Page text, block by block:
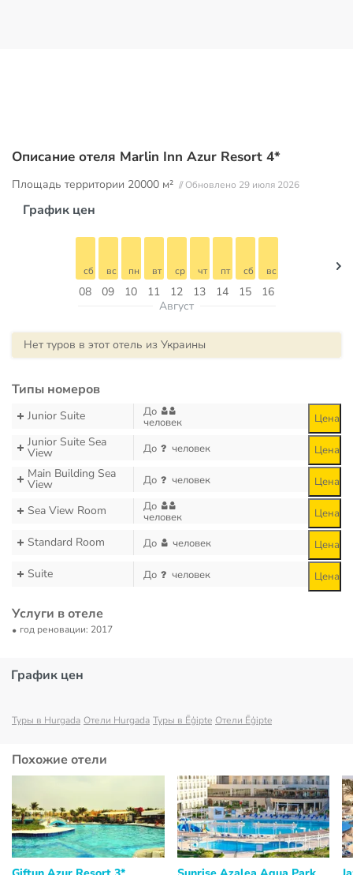
Описание отеля Marlin Inn Azur Resort 4*
Площадь территории 20000 м² // Обновлено 29 июля 2026
График цен
08
сб
09
вс
10
пн
11
вт
12
ср
13
чт
14
пт
15
сб
16
вс
Август
Нет туров в этот отель из Украины
Типы номеров
Junior Suite До
человек Цена
Junior Suite Sea
View До человек Цена
Main Building Sea
View До человек Цена
Sea View Room До
человек Цена
Standard Room До человек Цена
Suite До человек Цена
Услуги в отеле
год реновации: 2017
График цен
Туры в Hurgada Отели Hurgada Туры в Ēģipte Отели Ēģipte
Похожие отели